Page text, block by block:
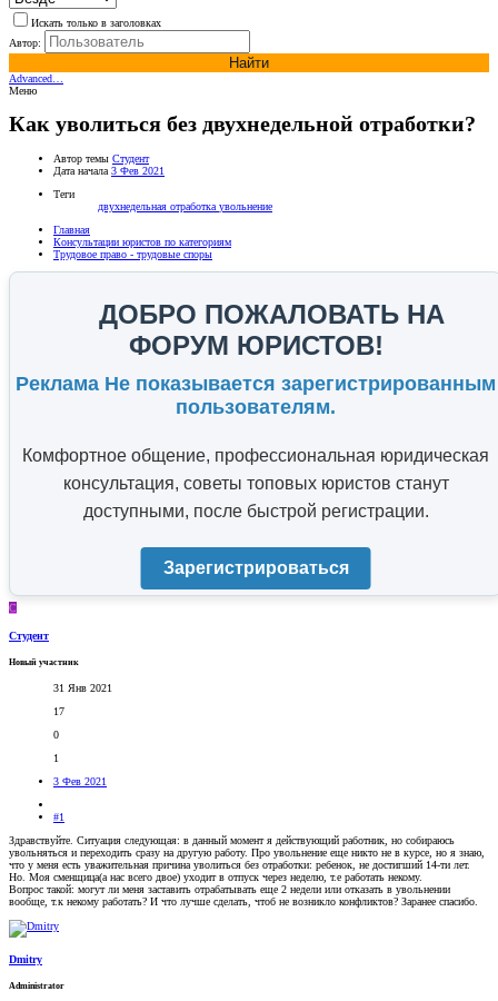
Искать только в заголовках
Автор:
Найти
Advanced…
Меню
Как уволиться без двухнедельной отработки?
Автор темы Студент
Дата начала 3 Фев 2021
Теги
двухнедельная отработка увольнение
Главная
Консультации юристов по категориям
Трудовое право - трудовые споры
ДОБРО ПОЖАЛОВАТЬ НА
ФОРУМ ЮРИСТОВ!
Реклама Не показывается зарегистрированным
пользователям.
Комфортное общение, профессиональная юридическая
консультация, советы топовых юристов станут
доступными, после быстрой регистрации.
Зарегистрироваться
С
Студент
Новый участник
31 Янв 2021
17
0
1
3 Фев 2021
#1
Здравствуйте. Ситуация следующая: в данный момент я действующий работник, но собираюсь
увольняться и переходить сразу на другую работу. Про увольнение еще никто не в курсе, но я знаю,
что у меня есть уважительная причина уволиться без отработки: ребенок, не достигший 14-ти лет.
Но. Моя сменщица(а нас всего двое) уходит в отпуск через неделю, т.е работать некому.
Вопрос такой: могут ли меня заставить отрабатывать еще 2 недели или отказать в увольнении
вообще, т.к некому работать? И что лучше сделать, чтоб не возникло конфликтов? Заранее спасибо.
Dmitry
Administrator